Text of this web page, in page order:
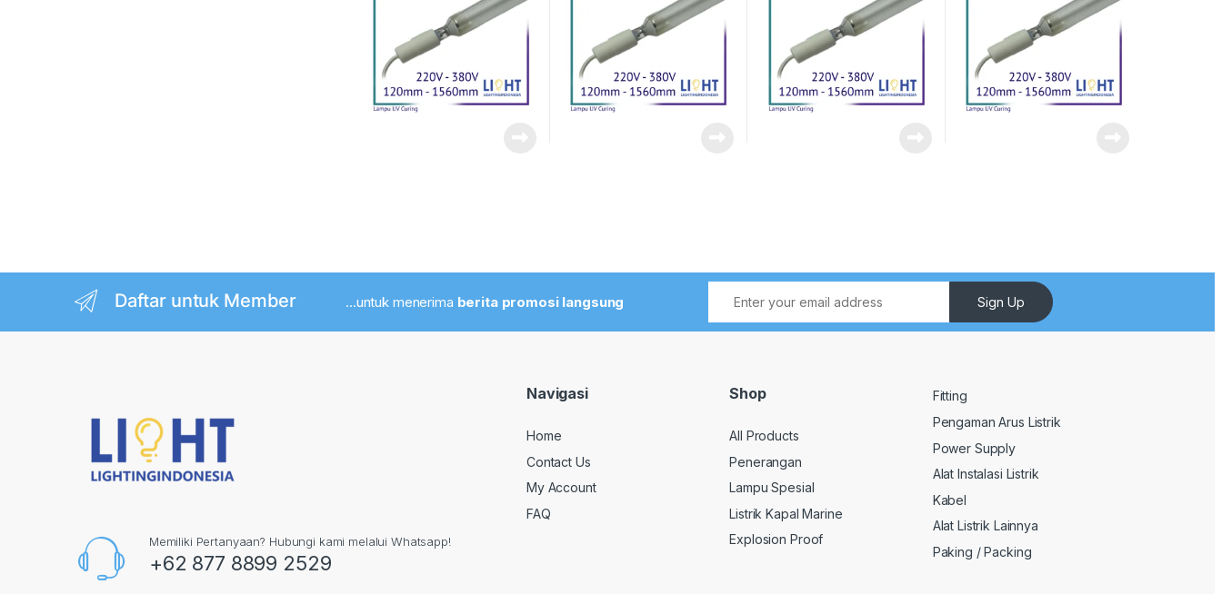
Daftar untuk Member ...untuk menerima berita promosi langsung Sign Up
Memiliki Pertanyaan? Hubungi kami melalui Whatsapp!
+62 877 8899 2529
Navigasi
Home
Contact Us
My Account
FAQ
Shop
All Products
Penerangan
Lampu Spesial
Listrik Kapal Marine
Explosion Proof
Fitting
Pengaman Arus Listrik
Power Supply
Alat Instalasi Listrik
Kabel
Alat Listrik Lainnya
Paking / Packing